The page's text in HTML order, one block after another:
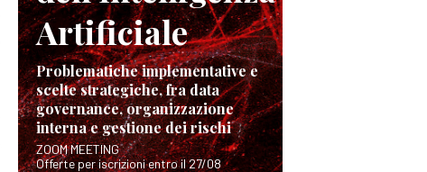
Artificiale
Problematiche implementative e
scelte strategiche, fra data
governance, organizzazione
interna e gestione dei rischi
ZOOM MEETING
Offerte per iscrizioni entro il 27/08